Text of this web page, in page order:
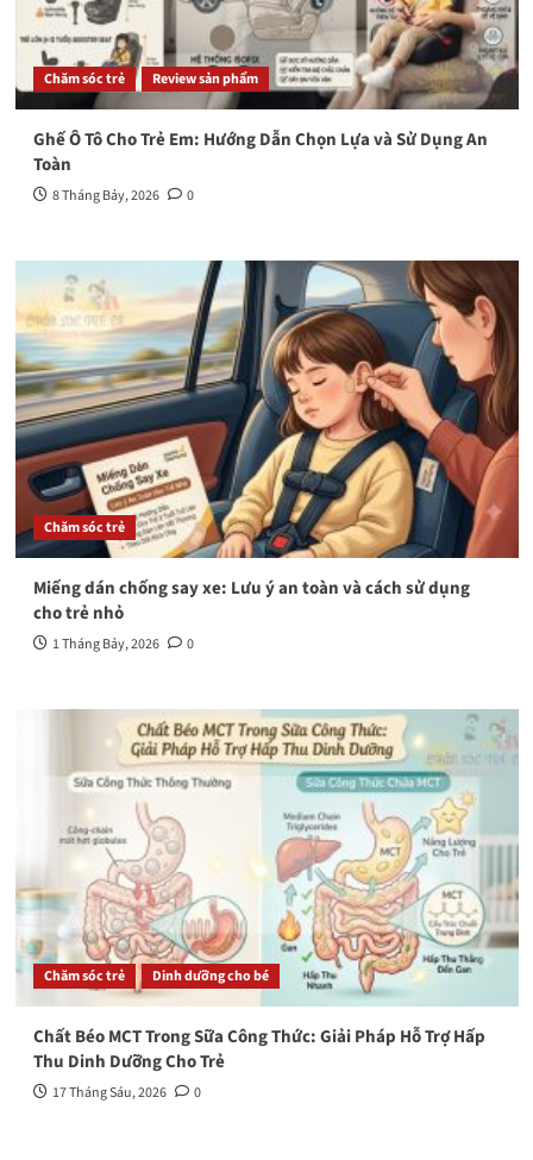
Chăm sóc trẻ Review sản phẩm
Ghế Ô Tô Cho Trẻ Em: Hướng Dẫn Chọn Lựa và Sử Dụng An
Toàn
8 Tháng Bảy, 2026 0
Chăm sóc trẻ
Miếng dán chống say xe: Lưu ý an toàn và cách sử dụng
cho trẻ nhỏ
1 Tháng Bảy, 2026 0
Chăm sóc trẻ Dinh dưỡng cho bé
Chất Béo MCT Trong Sữa Công Thức: Giải Pháp Hỗ Trợ Hấp
Thu Dinh Dưỡng Cho Trẻ
17 Tháng Sáu, 2026 0